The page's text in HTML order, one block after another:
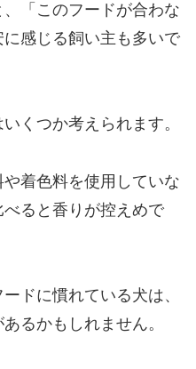
「このフードが合わな
感じる飼い主も多いで
くつか考えられます。
着色料を使用していな
ると香りが控えめで
ドに慣れている犬は、
るかもしれません。